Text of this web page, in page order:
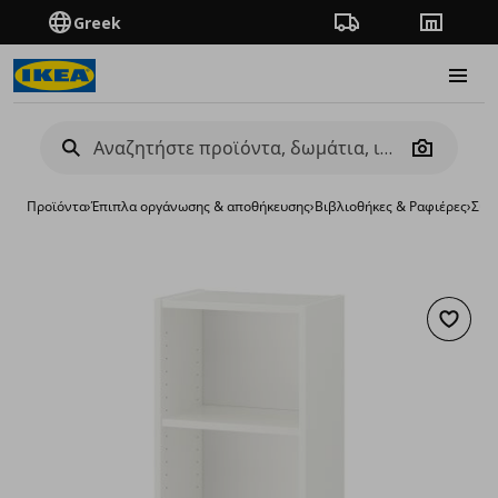
Greek Πορεία παραγγελίας
Camera
Προϊόντα›Έπιπλα οργάνωσης & αποθήκευσης›Βιβλιοθήκες & Ραφιέρες›